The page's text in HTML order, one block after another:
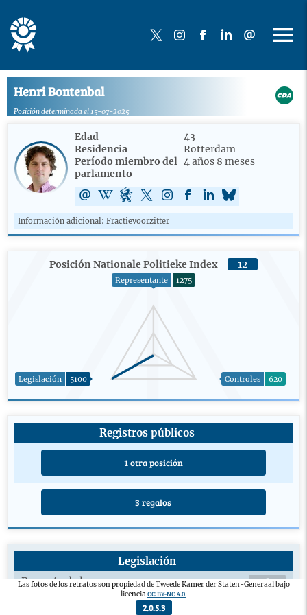
Henri Bontenbal
Posición determinada el 15-07-2025
Edad
43
Residencia
Rotterdam
Período miembro del
parlamento
4 años 8 meses
Información adicional: Fractievoorzitter
Posición Nationale Politieke Index 12
Legislación 5100
Representante 1275
Controles 620
Registros públicos
1 otra posición
3 regalos
Legislación
Proyecto de ley
0
Las fotos de los retratos son propiedad de Tweede Kamer der Staten-Generaal bajo
licenciaCC BY-NC 4.0.
2.0.5.3